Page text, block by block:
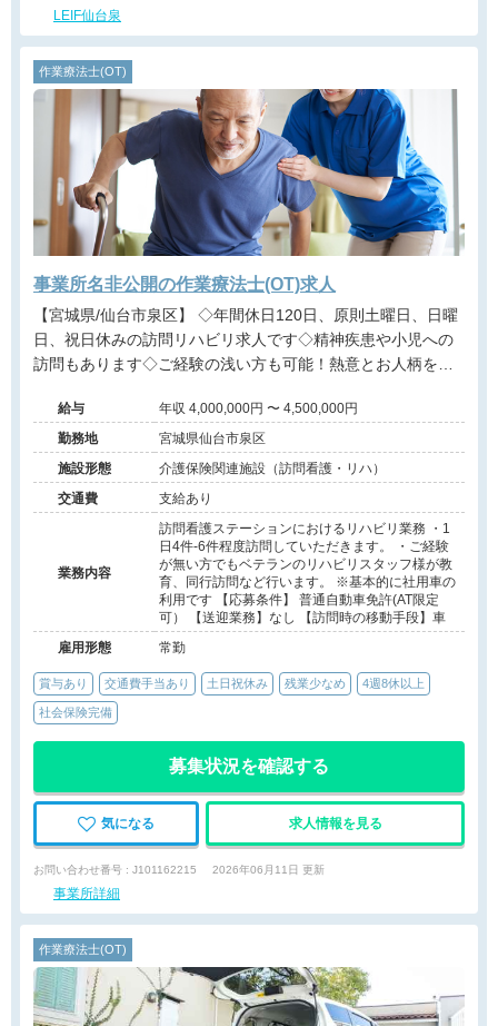
LEIF仙台泉
作業療法士(OT)
事業所名非公開の作業療法士(OT)求人
【宮城県/仙台市泉区】 ◇年間休日120日、原則土曜日、日曜
日、祝日休みの訪問リハビリ求人です◇精神疾患や小児への
訪問もあります◇ご経験の浅い方も可能！熱意とお人柄を評
給与
年収 4,000,000円 〜 4,500,000円
勤務地
宮城県仙台市泉区
施設形態
介護保険関連施設（訪問看護・リハ）
交通費
支給あり
業務内容
訪問看護ステーションにおけるリハビリ業務 ・1
日4件-6件程度訪問していただきます。 ・ご経験
が無い方でもベテランのリハビリスタッフ様が教
育、同行訪問など行います。 ※基本的に社用車の
利用です 【応募条件】 普通自動車免許(AT限定
可） 【送迎業務】なし 【訪問時の移動手段】車
雇用形態
常勤
賞与あり 交通費手当あり 土日祝休み 残業少なめ 4週8休以上
社会保険完備
募集状況を確認する
気になる 求人情報を見る
お問い合わせ番号 : J101162215 2026年06月11日 更新
事業所詳細
作業療法士(OT)